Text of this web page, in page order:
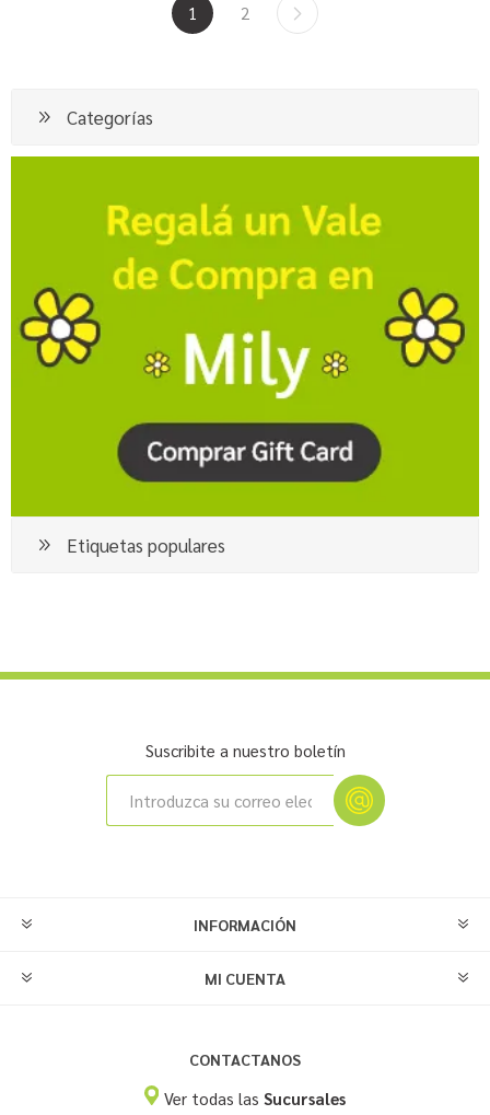
1 2
Categorías
Etiquetas populares
Suscribite a nuestro boletín
INFORMACIÓN
MI CUENTA
CONTACTANOS
Ver todas lasSucursales